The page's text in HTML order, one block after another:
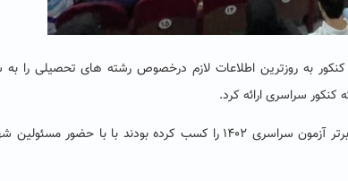
به روزترین اطلاعات لازم درخصوص رشته های تحصیلی را
کنکور سراسری ارائه کرد.
همچنین در بخش پایانی مراسم از داوطلبین سبزواری که رتبه های برتر آزمون سراسری ۱۴۰۲ را کسب کرده بودند با با